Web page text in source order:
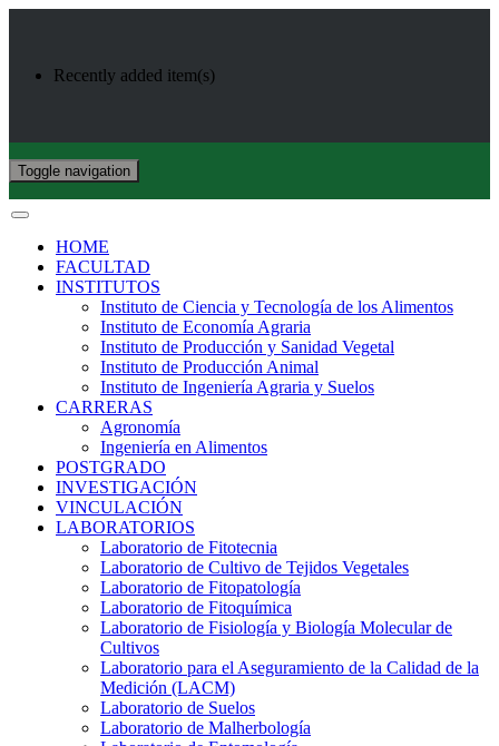
Recently added item(s)
Toggle navigation
HOME
FACULTAD
INSTITUTOS
Instituto de Ciencia y Tecnología de los Alimentos
Instituto de Economía Agraria
Instituto de Producción y Sanidad Vegetal
Instituto de Producción Animal
Instituto de Ingeniería Agraria y Suelos
CARRERAS
Agronomía
Ingeniería en Alimentos
POSTGRADO
INVESTIGACIÓN
VINCULACIÓN
LABORATORIOS
Laboratorio de Fitotecnia
Laboratorio de Cultivo de Tejidos Vegetales
Laboratorio de Fitopatología
Laboratorio de Fitoquímica
Laboratorio de Fisiología y Biología Molecular de
Cultivos
Laboratorio para el Aseguramiento de la Calidad de la
Medición (LACM)
Laboratorio de Suelos
Laboratorio de Malherbología